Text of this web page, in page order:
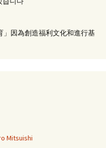
因為創造福利文化和進行基
Mitsuishi